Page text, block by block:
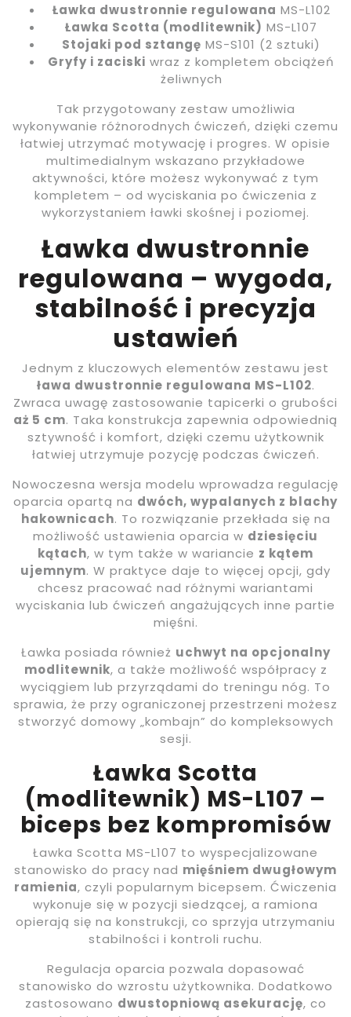
Ławka dwustronnie regulowana MS-L102
Ławka Scotta (modlitewnik) MS-L107
Stojaki pod sztangę MS-S101 (2 sztuki)
Gryfy i zaciski wraz z kompletem obciążeń
żeliwnych
Tak przygotowany zestaw umożliwia
wykonywanie różnorodnych ćwiczeń, dzięki czemu
łatwiej utrzymać motywację i progres. W opisie
multimedialnym wskazano przykładowe
aktywności, które możesz wykonywać z tym
kompletem – od wyciskania po ćwiczenia z
wykorzystaniem ławki skośnej i poziomej.
Ławka dwustronnie
regulowana – wygoda,
stabilność i precyzja
ustawień
Jednym z kluczowych elementów zestawu jest
ława dwustronnie regulowana MS-L102.
Zwraca uwagę zastosowanie tapicerki o grubości
aż 5 cm. Taka konstrukcja zapewnia odpowiednią
sztywność i komfort, dzięki czemu użytkownik
łatwiej utrzymuje pozycję podczas ćwiczeń.
Nowoczesna wersja modelu wprowadza regulację
oparcia opartą na dwóch, wypalanych z blachy
hakownicach. To rozwiązanie przekłada się na
możliwość ustawienia oparcia w dziesięciu
kątach, w tym także w wariancie z kątem
ujemnym. W praktyce daje to więcej opcji, gdy
chcesz pracować nad różnymi wariantami
wyciskania lub ćwiczeń angażujących inne partie
mięśni.
Ławka posiada również uchwyt na opcjonalny
modlitewnik, a także możliwość współpracy z
wyciągiem lub przyrządami do treningu nóg. To
sprawia, że przy ograniczonej przestrzeni możesz
stworzyć domowy „kombajn” do kompleksowych
sesji.
Ławka Scotta
(modlitewnik) MS-L107 –
biceps bez kompromisów
Ławka Scotta MS-L107 to wyspecjalizowane
stanowisko do pracy nad mięśniem dwugłowym
ramienia, czyli popularnym bicepsem. Ćwiczenia
wykonuje się w pozycji siedzącej, a ramiona
opierają się na konstrukcji, co sprzyja utrzymaniu
stabilności i kontroli ruchu.
Regulacja oparcia pozwala dopasować
stanowisko do wzrostu użytkownika. Dodatkowo
zastosowano dwustopniową asekurację, co